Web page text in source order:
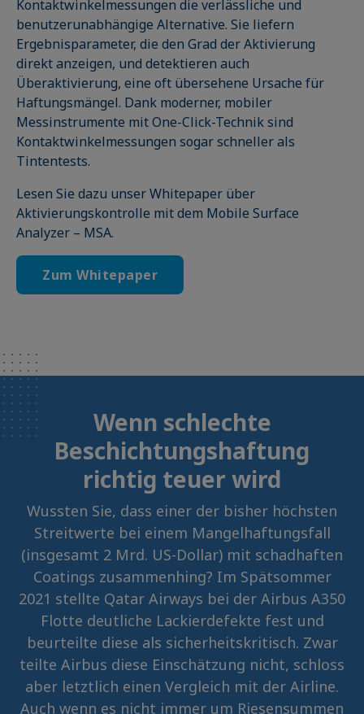
Kontaktwinkelmessungen die verlässliche und
benutzerunabhängige Alternative. Sie liefern
Ergebnisparameter, die den Grad der Aktivierung
direkt anzeigen, und detektieren auch
Überaktivierung, eine oft übersehene Ursache für
Haftungsmängel. Dank moderner, mobiler
Messinstrumente mit One-Click-Technik sind
Kontaktwinkelmessungen sogar schneller als
Tintentests.
Lesen Sie dazu unser Whitepaper über
Aktivierungskontrolle mit dem Mobile Surface
Analyzer – MSA.
Zum Whitepaper
Wenn schlechte
Beschichtungshaftung
richtig teuer wird
Wussten Sie, dass einer der bisher höchsten
Streitwerte bei einem Mangelhaftungsfall
(insgesamt 2 Mrd. US-Dollar) mit schadhaften
Coatings zusammenhing? Im Spätsommer
2021 stellte Qatar Airways bei der Airbus A350
Flotte deutliche Lackierdefekte fest und
beurteilte diese als sicherheitskritisch. Zwar
teilte Airbus diese Einschätzung nicht, schloss
aber letztlich einen Vergleich mit der Airline.
Auch wenn es nicht immer um Riesensummen